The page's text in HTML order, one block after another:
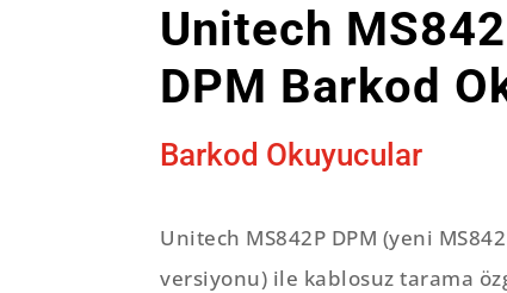
Unitech
DPM Barkod
Barkod Okuyucular
Unitech MS842P DPM (yeni
versiyonu) ile kablosuz tarama